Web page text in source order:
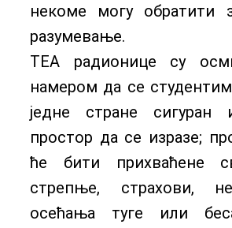
некоме могу обратити
разумевање.
ТЕА радионице су
намером да се
једне стране сигуран
простор да се изразе;
ће бити прихваћене
стрепње, страхови,
осећања туге или